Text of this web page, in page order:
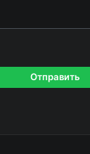
Отправить